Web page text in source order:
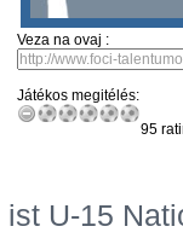
Veza na ovaj :
Játékos megitélés:
95
ist U-15